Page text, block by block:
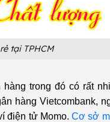
tại TPHCM
trong đó có rất
hàng Vietcombank,
điện tử Momo. Cơ sở